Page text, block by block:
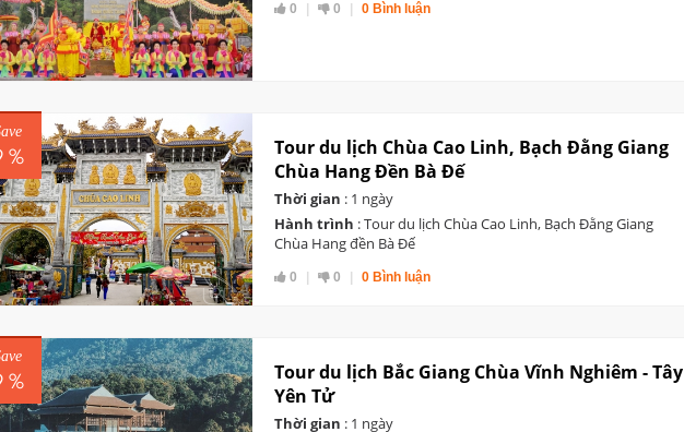
0 0 0 Bình luận
%
Tour du lịch Chùa Cao Linh, Bạch Đằng Giang
Chùa Hang Đền Bà Đế
Thời gian : 1 ngày
Hành trình : Tour du lịch Chùa Cao Linh, Bạch Đằng Giang
Chùa Hang đền Bà Đế
0 0 0 Bình luận
%
Tour du lịch Bắc Giang Chùa Vĩnh Nghiêm - Tây
Yên Tử
Thời gian : 1 ngày